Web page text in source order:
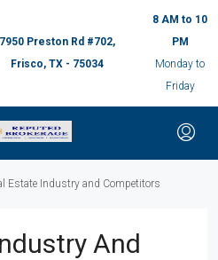
7950 Preston Rd #702,
Frisco, TX - 75034
8 AM to 10
PM
Monday to
Friday
Estate Industry and Competitors
And